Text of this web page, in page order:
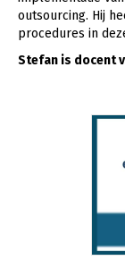
outsourcing. Hij
procedures in
Stefan is docent